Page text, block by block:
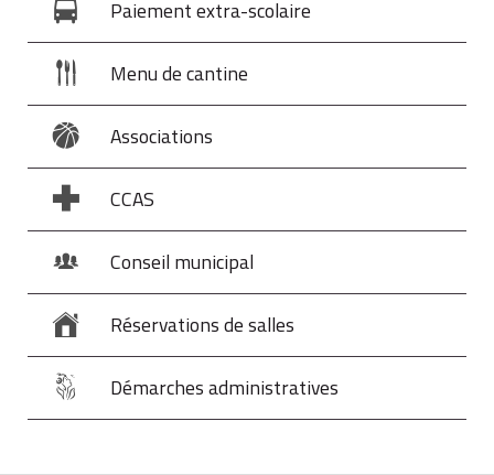
Paiement extra-scolaire
Menu de cantine
Associations
CCAS
Conseil municipal
Réservations de salles
Démarches administratives